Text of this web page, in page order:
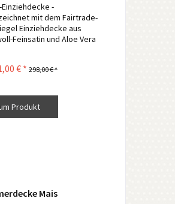
Einziehdecke -
mit dem Fairtrade-
Einziehdecke aus
Feinsatin und Aloe Vera
Perkal und ist mit dem
€ * 298,00 € *
Produkt
Mais